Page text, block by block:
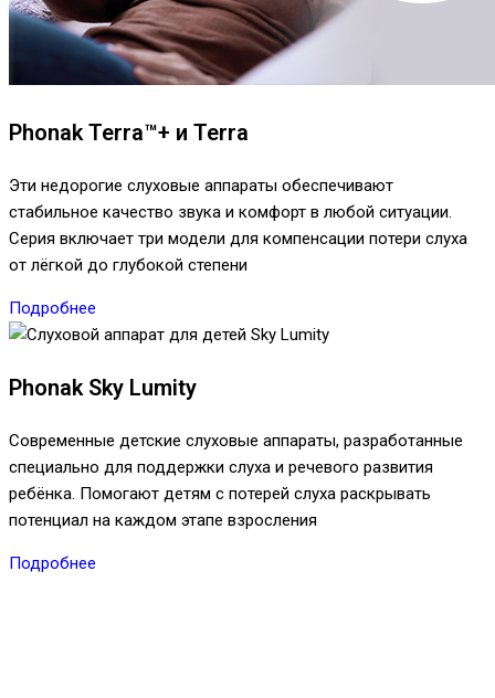
Phonak Terra™+ и Terra
Эти недорогие слуховые аппараты обеспечивают
стабильное качество звука и комфорт в любой ситуации.
Серия включает три модели для компенсации потери слуха
от лёгкой до глубокой степени
Подробнее
Phonak Sky Lumity
Современные детские слуховые аппараты, разработанные
специально для поддержки слуха и речевого развития
ребёнка. Помогают детям с потерей слуха раскрывать
потенциал на каждом этапе взросления
Подробнее